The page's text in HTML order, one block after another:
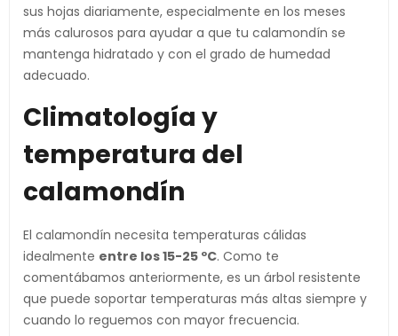
sus hojas diariamente, especialmente en los meses
más calurosos para ayudar a que tu calamondín se
mantenga hidratado y con el grado de humedad
adecuado.
Climatología y
temperatura del
calamondín
El calamondín necesita temperaturas cálidas
idealmente entre los 15-25 ºC. Como te
comentábamos anteriormente, es un árbol resistente
que puede soportar temperaturas más altas siempre y
cuando lo reguemos con mayor frecuencia.